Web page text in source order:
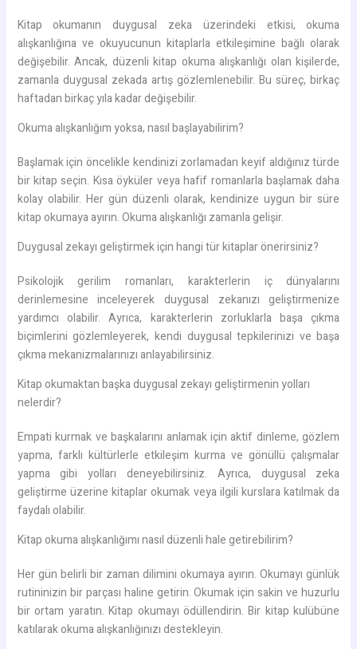
Kitap okumanın duygusal zeka üzerindeki etkisi, okuma
alışkanlığına ve okuyucunun kitaplarla etkileşimine bağlı olarak
değişebilir. Ancak, düzenli kitap okuma alışkanlığı olan kişilerde,
zamanla duygusal zekada artış gözlemlenebilir. Bu süreç, birkaç
haftadan birkaç yıla kadar değişebilir.
Okuma alışkanlığım yoksa, nasıl başlayabilirim?
Başlamak için öncelikle kendinizi zorlamadan keyif aldığınız türde
bir kitap seçin. Kısa öyküler veya hafif romanlarla başlamak daha
kolay olabilir. Her gün düzenli olarak, kendinize uygun bir süre
kitap okumaya ayırın. Okuma alışkanlığı zamanla gelişir.
Duygusal zekayı geliştirmek için hangi tür kitaplar önerirsiniz?
Psikolojik gerilim romanları, karakterlerin iç dünyalarını
derinlemesine inceleyerek duygusal zekanızı geliştirmenize
yardımcı olabilir. Ayrıca, karakterlerin zorluklarla başa çıkma
biçimlerini gözlemleyerek, kendi duygusal tepkilerinizi ve başa
çıkma mekanizmalarınızı anlayabilirsiniz.
Kitap okumaktan başka duygusal zekayı geliştirmenin yolları
nelerdir?
Empati kurmak ve başkalarını anlamak için aktif dinleme, gözlem
yapma, farklı kültürlerle etkileşim kurma ve gönüllü çalışmalar
yapma gibi yolları deneyebilirsiniz. Ayrıca, duygusal zeka
geliştirme üzerine kitaplar okumak veya ilgili kurslara katılmak da
faydalı olabilir.
Kitap okuma alışkanlığımı nasıl düzenli hale getirebilirim?
Her gün belirli bir zaman dilimini okumaya ayırın. Okumayı günlük
rutininizin bir parçası haline getirin. Okumak için sakin ve huzurlu
bir ortam yaratın. Kitap okumayı ödüllendirin. Bir kitap kulübüne
katılarak okuma alışkanlığınızı destekleyin.